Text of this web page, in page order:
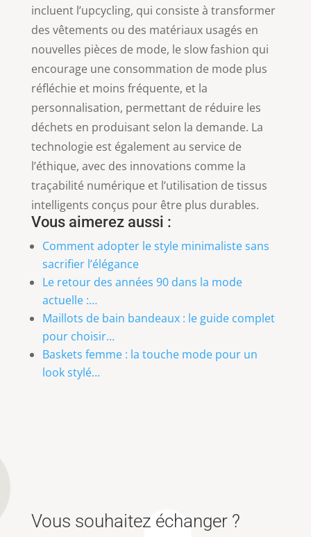
incluent l’upcycling, qui consiste à transformer
des vêtements ou des matériaux usagés en
nouvelles pièces de mode, le slow fashion qui
encourage une consommation de mode plus
réfléchie et moins fréquente, et la
personnalisation, permettant de réduire les
déchets en produisant selon la demande. La
technologie est également au service de
l’éthique, avec des innovations comme la
traçabilité numérique et l’utilisation de tissus
intelligents conçus pour être plus durables.
Vous aimerez aussi :
Comment adopter le style minimaliste sans
sacrifier l’élégance
Le retour des années 90 dans la mode
actuelle :…
Maillots de bain bandeaux : le guide complet
pour choisir…
Baskets femme : la touche mode pour un
look stylé…
Vous souhaitez échanger ?